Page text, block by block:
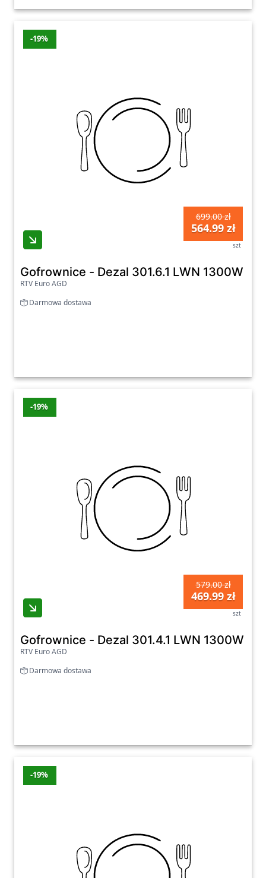
Philips
Series
Ostatnia aktualizacja promocji: wtorek,
Zobacz wszystkie oferty promocyjne poniżej.
-19%
699.00 zł
564.99 zł
szt
Gofrownice - Dezal 301.6.1 LWN 1300W
RTV Euro AGD
Darmowa dostawa
-19%
579.00 zł
469.99 zł
szt
Gofrownice - Dezal 301.4.1 LWN 1300W
RTV Euro AGD
Darmowa dostawa
-19%